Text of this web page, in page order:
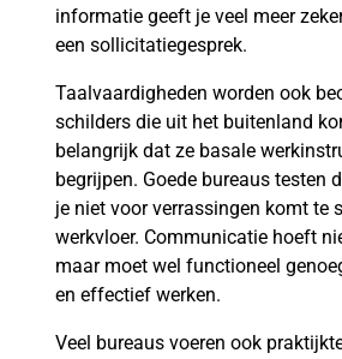
informatie geeft je veel meer
een sollicitatiegesprek.
Taalvaardigheden worden ook
schilders die uit het buitenland
belangrijk dat ze basale
begrijpen. Goede bureaus testen
je niet voor verrassingen komt te
werkvloer. Communicatie hoeft
maar moet wel functioneel
en effectief werken.
Veel bureaus voeren ook